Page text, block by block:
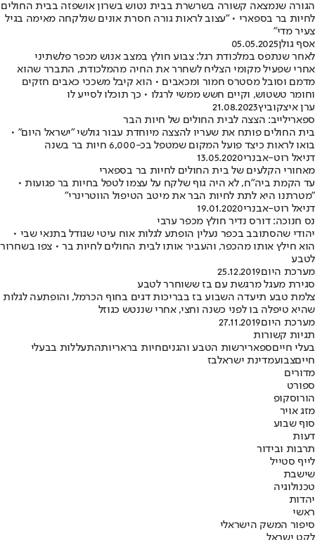
הגורה שנמצאה קשורה בשרשרת בבית נטוש בשרון אושפזה בבית החולים
לחיות בר בספארי • "עצוב לראות גורה חסרת אונים שנלקחה מאימה בגיל
צעיר מדי"
אסף גולן05.05.2025
לאחר שנתפס במלכודת רגל: צבוע חולץ במצב אנוש מכפר פלשתיני
אחרי שפעיל מקומי הצליח לשחרר את החיה מהמלכודת, התברר שהוא
מדמם וסובל מסטרס חמור ומכאבים • הוא קיבל משככי כאבים חזקים
וחומר טשטוש, וקיים חשש ממשי לרגלו • כך תוכלו לסייע לו
ערן איצקוביץ21.08.2023
ספארילייב: הצצה לבית החולים של חיות הבר
בית החולים פותח את שעריו להצצה מיוחדת עבור גולשי "ישראל היום" •
בואו לראות כיצד פועל המקום שמטפל בכ-6,000 חיות בר בשנה
דניאל רוט-אבנרי13.05.2020
מאחורי הקלעים של בית החולים לחיות בר בספארי
עד הקמת ביה"ח, לא היה גוף שלקח על עצמו לטפל בחיות בר פגועות •
"מטרתנו היא לתת לחיות הבר את מיטב הטיפול הווטרינרי"
דניאל רוט-אבנרי19.01.2020
נס חנוכה: דורס נדיר חולץ מכפר ערבי
יהודי שהסתובב בכפר נעלין הופתע לגלות אוח עיטי שגודל בתנאי שבי •
הוא חילץ אותו מהכפר, והעביר אותו לבית החולים לחיות בר • צפו בשחרור
לטבע
מערכת היום25.12.2019
סגירת מעגל מרגשת עם בז ששוחרר לטבע
צלמת טבע תיעדה השבוע בז בבריכות דגים בחוף הכרמל, והופתעה לגלות
שהיא טיפלה בו לפני כשנה וחצי, אחרי שננטש כגוזל
מערכת היום27.11.2019
תגיות קשורות
בעלי חייםספארירשות הטבע והגניםחיות בראריותהתעללות בבעלי
חייםצבועמדינת ישראלבז
מדורים
ספורט
הורוסקופ
מזג אויר
סוף שבוע
דעות
תרבות ובידור
לייף סטייל
שישבת
טכנולוגיה
יהדות
ראשי
סיפור המשק הישראלי